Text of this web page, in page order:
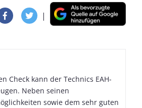
|
Check kann der Technics EAH-
Neben seinen
sowie dem sehr guten